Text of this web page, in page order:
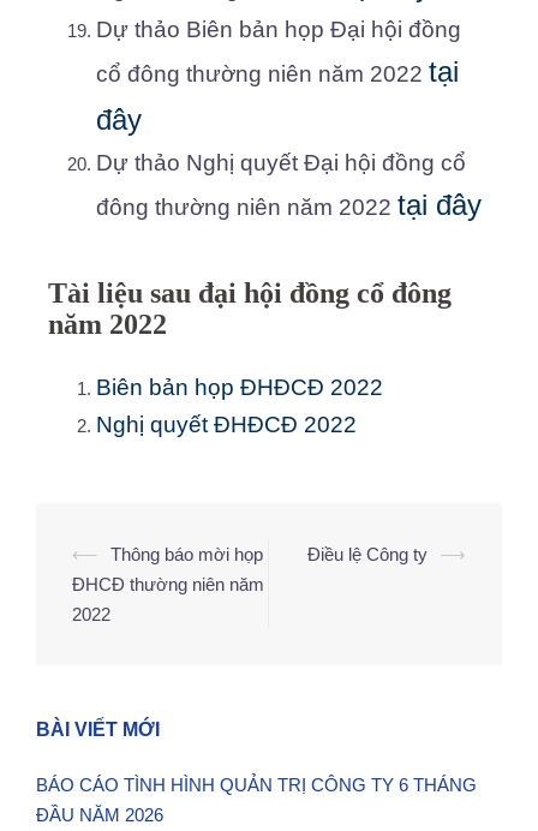
Dự thảo Biên bản họp Đại hội đồng
cổ đông thường niên năm 2022 tại
đây
Dự thảo Nghị quyết Đại hội đồng cổ
đông thường niên năm 2022 tại đây
Tài liệu sau đại hội đồng cổ đông
năm 2022
Biên bản họp ĐHĐCĐ 2022
Nghị quyết ĐHĐCĐ 2022
⟵
Thông báo mời họp
ĐHCĐ thường niên năm
2022
Điều lệ Công ty ⟶
BÀI VIẾT MỚI
BÁO CÁO TÌNH HÌNH QUẢN TRỊ CÔNG TY 6 THÁNG
ĐẦU NĂM 2026